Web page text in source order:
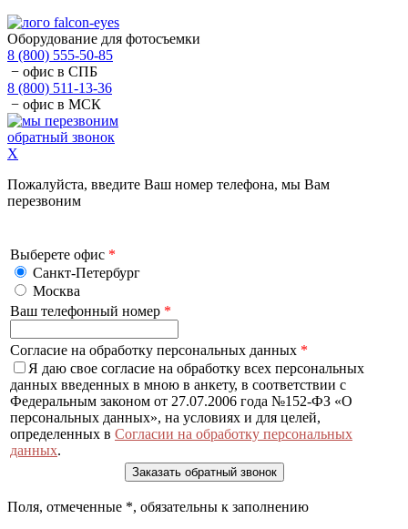
Оборудование для фотосъемки
8 (800) 555-50-85
− офис в СПБ
8 (800) 511-13-36
− офис в МСК
обратный звонок
X
Пожалуйста, введите Ваш номер телефона, мы Вам
перезвоним
Выберете офис *
Санкт-Петербург
Москва
Ваш телефонный номер *
Согласие на обработку персональных данных *
Я даю свое согласие на обработку всех персональных
данных введенных в мною в анкету, в соответствии с
Федеральным законом от 27.07.2006 года №152-ФЗ «О
персональных данных», на условиях и для целей,
определенных в Согласии на обработку персональных
данных.
Поля, отмеченные *, обязательны к заполнению